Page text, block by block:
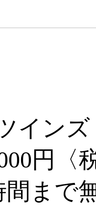
イン
円〈
間まで